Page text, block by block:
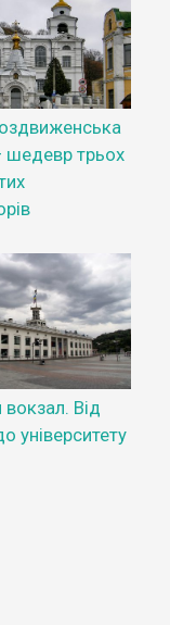
шедевр трьох
вокзал. Від
університету